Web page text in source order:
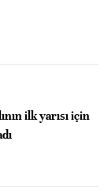
ilk yarısı için